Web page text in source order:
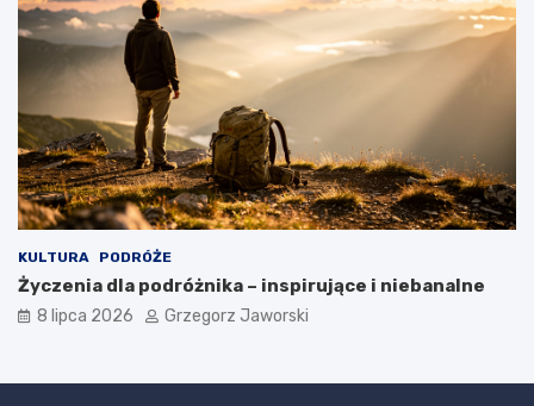
KULTURA PODRÓŻE
Życzenia dla podróżnika – inspirujące i niebanalne
8 lipca 2026 Grzegorz Jaworski